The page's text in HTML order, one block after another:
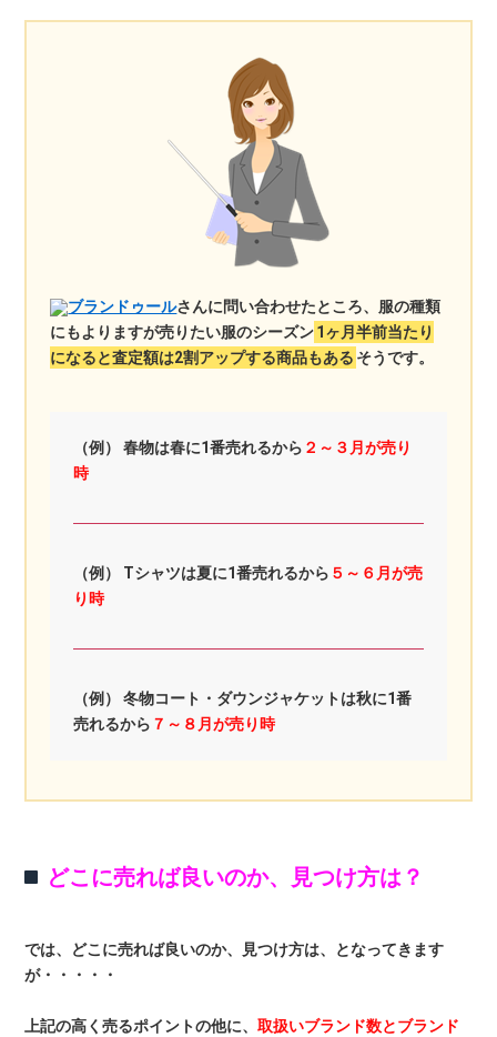
ブランドゥールさんに問い合わせたところ、服の種類
にもよりますが売りたい服のシーズン1ヶ月半前当たり
になると査定額は2割アップする商品もある そうです。
（例） 春物は春に1番売れるから ２～３月が売り
時
（例） Tシャツは夏に1番売れるから ５～６月が売
り時
（例） 冬物コート・ダウンジャケットは秋に1番
売れるから ７～８月が売り時
どこに売れば良いのか、見つけ方は？
では、どこに売れば良いのか、見つけ方は、となってきます
が・・・・・
上記の高く売るポイントの他に、取扱いブランド数とブランド